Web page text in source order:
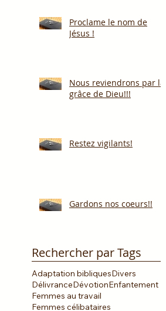
Proclame le nom de
Jésus !
Nous reviendrons par la
grâce de Dieu!!!
Restez vigilants!
Gardons nos coeurs!!
Rechercher par Tags
Adaptation bibliquesDivers
DélivranceDévotionEnfantement
Femmes au travail
Femmes célibataires